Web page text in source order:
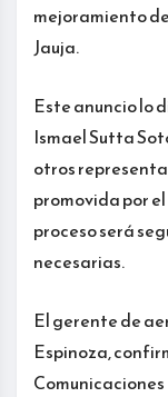
mejoramiento
Jauja.
Este anuncio lo
Ismael Sutta
otros
promovida por
proceso será
necesarias.
El gerente de
Espinoza,